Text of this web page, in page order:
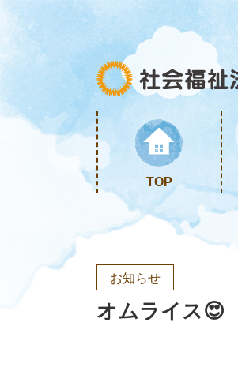
TOP
お知らせ
オムライス😍